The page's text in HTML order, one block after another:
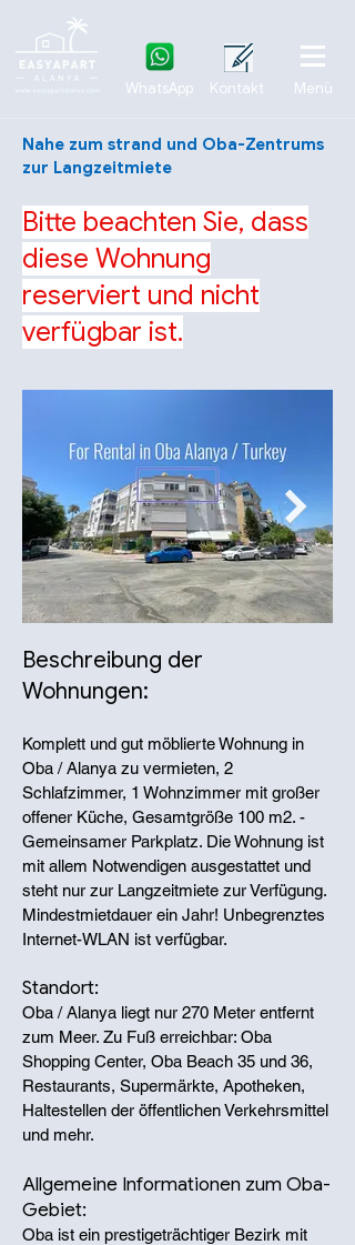
WhatsApp Kontakt Menü
Nahe zum strand und Oba-Zentrums
zur Langzeitmiete
Bitte beachten Sie, dass
diese Wohnung
reserviert und nicht
verfügbar ist.
Beschreibung der
Wohnungen:
Komplett und gut möblierte Wohnung in
Oba / Alanya zu vermieten, 2
Schlafzimmer, 1 Wohnzimmer mit großer
offener Küche, Gesamtgröße 100 m2. -
Gemeinsamer Parkplatz. Die Wohnung ist
mit allem Notwendigen ausgestattet und
steht nur zur Langzeitmiete zur Verfügung.
Mindestmietdauer ein Jahr! Unbegrenztes
Internet-WLAN ist verfügbar.
Standort:
Oba / Alanya liegt nur 270 Meter entfernt
zum Meer. Zu Fuß erreichbar: Oba
Shopping Center, Oba Beach 35 und 36,
Restaurants, Supermärkte, Apotheken,
Haltestellen der öffentlichen Verkehrsmittel
und mehr.
Allgemeine Informationen zum Oba-
Gebiet:
Oba ist ein prestigeträchtiger Bezirk mit